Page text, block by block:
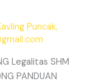
Puncak,
Legalitas SHM
PANDUAN